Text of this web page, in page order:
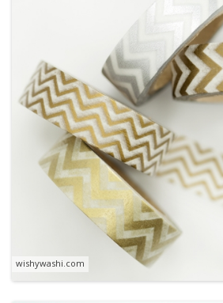
wishywashi.com